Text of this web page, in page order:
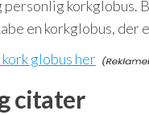
personlig korkglobus.
en korkglobus, der
kork globus her
citater